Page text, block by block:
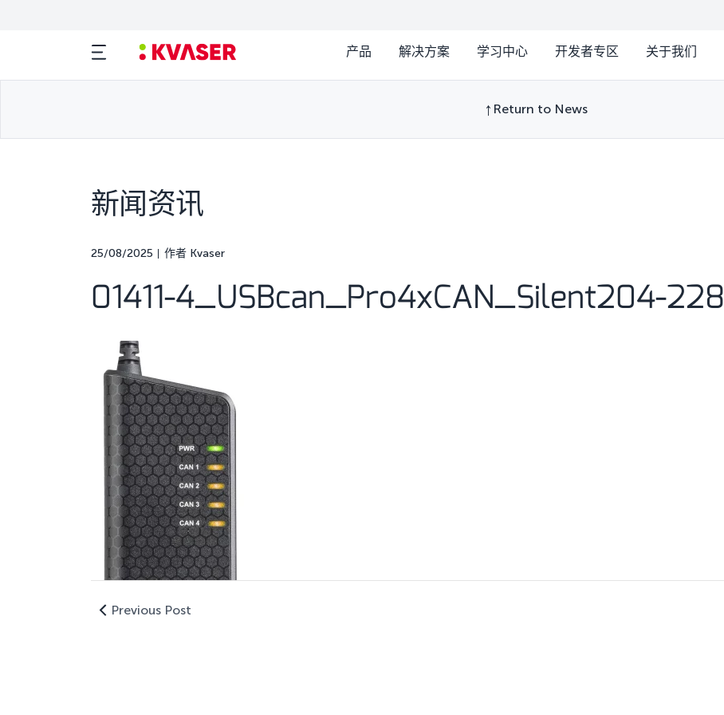
产品 解决方案 学习中心 开发者专区 关于我们
Return to News
新闻资讯
25/08/2025 作者 Kvaser
01411-4_USBcan_Pro4xCAN_Silent204-228
Previous Post